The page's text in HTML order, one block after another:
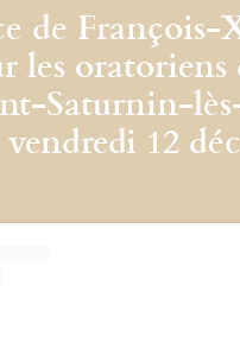
de François-
les oratoriens
Saturnin-
vendredi 12